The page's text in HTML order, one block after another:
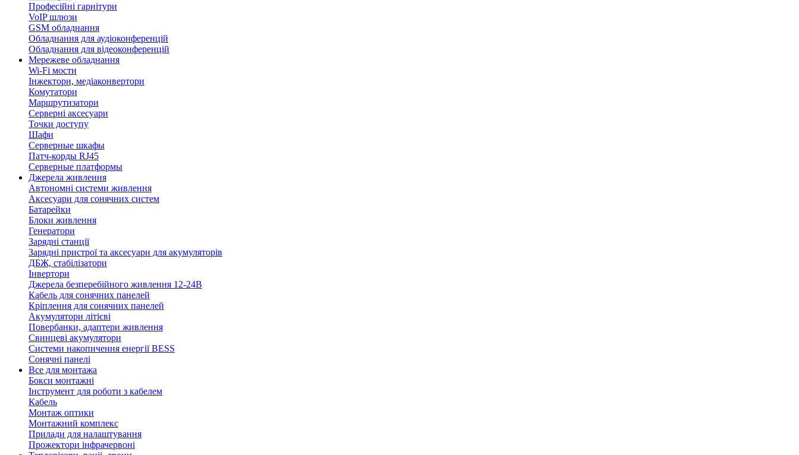
Професійні гарнітури
VoIP шлюзи
GSM обладнання
Обладнання для аудіоконференцій
Обладнання для відеоконференцій
Мережеве обладнання
Wi-Fi мости
Інжектори, медіаконвертори
Комутатори
Маршрутизатори
Серверні аксесуари
Точки доступу
Шафи
Серверные шкафы
Патч-корды RJ45
Серверные платформы
Джерела живлення
Автономні системи живлення
Аксесуари для сонячних систем
Батарейки
Блоки живлення
Генератори
Зарядні станції
Зарядні пристрої та аксесуари для акумуляторів
ДБЖ, стабілізатори
Інвертори
Джерела безперебійного живлення 12-24В
Кабель для сонячних панелей
Кріплення для сонячних панелей
Акумулятори літієві
Повербанки, адаптери живлення
Свинцеві акумулятори
Системи накопичення енергії BESS
Сонячні панелі
Все для монтажа
Бокси монтажні
Інструмент для роботи з кабелем
Кабель
Монтаж оптики
Монтажний комплекс
Прилади для налаштування
Прожектори інфрачервоні